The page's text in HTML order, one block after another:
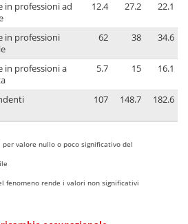
in professioni ad
12.4 27.2 22.1
in professioni
62 38 34.6
in professioni a
5.7 15 16.1
107 148.7 182.6
valore nullo o poco significativo del
fenomeno rende i valori non significativi